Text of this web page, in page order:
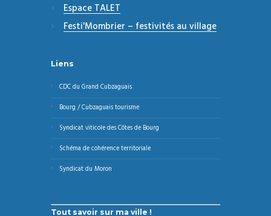
Espace TALET
Festi'Mombrier – festivités au village
Liens
CDC du Grand Cubzaguais
Bourg / Cubzaguais tourisme
Syndicat viticole des Côtes de Bourg
Schéma de cohérence territoriale
Syndicat du Moron
Tout savoir sur ma ville !